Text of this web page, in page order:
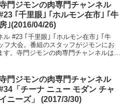
門ジモンの肉専門チャンネル
｢千里眼｣ ｢ホルモン在市｣ ｢牛
房｣(2016/04/26)
ル #23 ｢千里眼｣ ｢ホルモン在市｣ ｢牛
フ大会。番組のスタッフがジモンにお
す。寺門ジモンの肉専門チャンネルは寺
門ジモンの肉専門チャンネル
「チーナ ニュー モダン チャ
イニーズ」 (2017/3/30)